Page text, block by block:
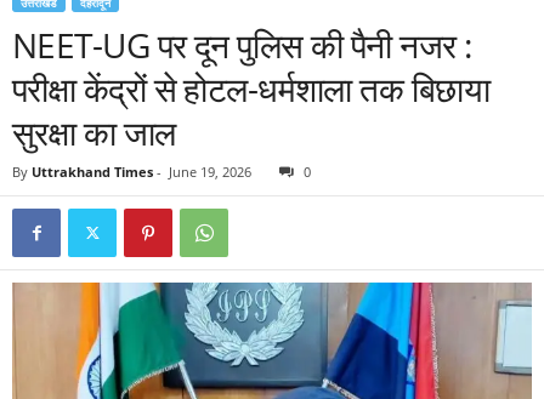
NEET-UG पर दून पुलिस की पैनी नजर :
परीक्षा केंद्रों से होटल-धर्मशाला तक बिछाया
सुरक्षा का जाल
By Uttrakhand Times - June 19, 2026 0